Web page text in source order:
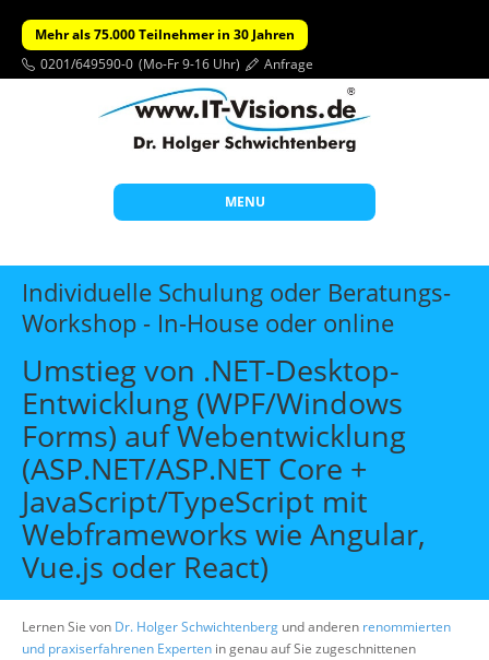
Mehr als 75.000 Teilnehmer in 30 Jahren
0201/649590-0 (Mo-Fr 9-16 Uhr) Anfrage
MENU
Start
Themen
Individuelle Schulungen
Offene Seminare
Wissen
Über uns
Suche
Individuelle Schulung oder Beratungs-
Workshop - In-House oder online
Umstieg von .NET-Desktop-
Entwicklung (WPF/Windows
Forms) auf Webentwicklung
(ASP.NET/ASP.NET Core +
JavaScript/TypeScript mit
Webframeworks wie Angular,
Vue.js oder React)
Lernen Sie von Dr. Holger Schwichtenberg und anderen renommierten
und praxiserfahrenen Experten in genau auf Sie zugeschnittenen